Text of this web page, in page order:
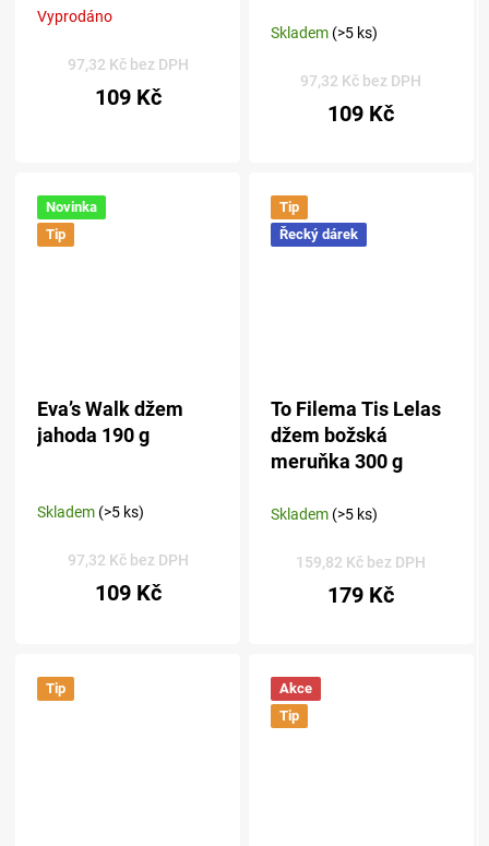
Průměrné
produktu
Vyprodáno
97,32 Kč bez DPH
109 Kč
Skladem (>5 ks)
97,32 Kč bez DPH
109 Kč
Novinka
Tip
Eva’s Walk džem
jahoda 190 g
Skladem (>5 ks)
97,32 Kč bez DPH
109 Kč
Tip
Řecký dárek
To Filema Tis Lelas
džem božská
meruňka 300 g
Skladem (>5 ks)
159,82 Kč bez DPH
179 Kč
Tip
Akce
Tip